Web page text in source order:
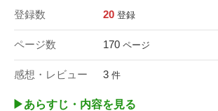
登録数 20 登録
ページ数 170 ページ
感想・レビュー 3 件
▶︎あらすじ・内容を見る